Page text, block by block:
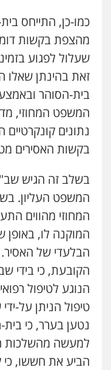
כמו-כן, התייחס
מהצפת בקשות
שעלול לפגוע
זאת בהינתן שאלו
בית-הסוהר
המשפט המחוזי,
נתונים
בקשות האסירים
בשלב זה הגיש
המשפט העליון.
המחוזי מהווים
המוקנה לו, באופן
הבלעדי של
הקובעת, כי בידי
הנוגע לטיפול
טיפול הניתן על-
נטען בערר, כי
למעשה מהשלכות
הביע את חששו, כי